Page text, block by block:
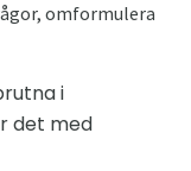
omformulera
i
det med